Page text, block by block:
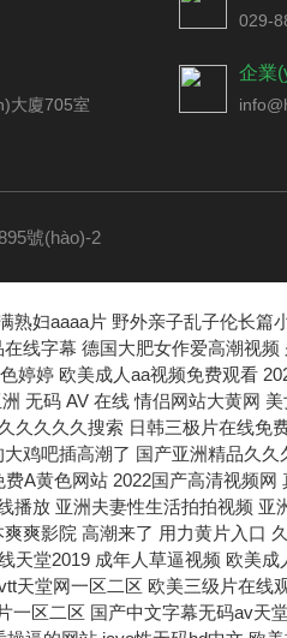
029-
大廈705室
企業
號(hào)-2
播放 亚洲夫妻性生活拍拍视频 亚洲婷婷久久狠狠伊人影院 青娱乐成人免费在线视频 精品国产高清在线看国产 用你的大鸡巴操死我视频 人妻少妇一区二区三区 亚洲人成网站精品片在线 免费乱人伦日本爽爽影院 高潮来了 用力黄片入口 久草大香蕉一区 啪啪运动屁股大丰满网站 深在线观看x爱视频网站 欧美操老烧逼网 国产精品无码 久久AⅤ 欧美性极品少妇精品网站 夜夜拍夜夜爽夜夜拍拍拍 亚洲男人在线天堂2019 成年人草逼视频 欧美成人超碰在线6666 蝌蚪窝自拍网站 日本妈妈包臀裙诱惑入口 国产色爱av资源综合区 国产一级久久久久久大片 国产精品日韩欧美一区二区三区 老司机午夜精品在线观看 avtt天堂网一区二区 欧美三级片在线观看乐播 www夜插内射视频网站 欧美日韩国产精品 蜜臀99久久精品久久久 gogo亚洲av一区二区 插逼视频app 337P大尺度啪啪人体 精品精品男人的天堂国产 久久aaaa片一区二区 国产中文字幕无码av天堂 国产精品久久久久久av 男人跟女人操黄片儿操逼 韩国专线一区二三区丫头 久久青草免费97线频观 高清特黄a大片在线观看 精品人妻无码一区二区三区4 搜可以免费看操逼的网站 java性无码hd中文 欧美操老烧逼网 人妻视频中文字幕一二区 看男生插女生下面的网站 久久久久久一级毛片免费 91九色蝌蚪窝 久久久久久久久毛片来了 久久九九久精品国产剧情 亚洲AV成人影视综合网 情人日皮黄色视频网站片 精品伊人久久久 国产十八禁视频在线网站 爱在午夜降临前在线观看 国产精品亚洲成在人线 操你骚逼www 欧美成人免费全部观看国产 人人妻人人澡人人爽dvd 性爱视频大鸡巴 亚洲91久久久久久久久 欧美精品综合久久久久久 无码av免费一区二区三区四区 中国一级全黄的免费观看 亚洲黄无码一区二区三区 亚洲日本精品一区二区三区 亚洲熟妇丝裤乱又伦AV 国产中文字幕高清在线观看 韩漫免费无遮挡韩漫免费漫画网站 青草青草原在线视频观看 欧美人与动牲交免费观看 男女裸交免费无遮挡全过程 中文有码国产精品欧美激情 少妇高潮尖叫久久久久久久 国模无码视频一区二区三区 1区2区3区4区精华液 成人嘿咻漫画免费入口 中文字幕日韩有码国产精品 男人桶女人小穴视频欧美 亚洲成a人无码 久久精品久久久久观看99水蜜桃 亚洲福利视频一区二区三区 国产第一页浮力影院草草 91免费视频高清在线观看 最新精品国产自偷在自线 射进你的骚逼里免费观看 久久亚洲国际午夜精品理论 碟子卡了放不出来怎么办 激情岳女双飞 人人爽久久涩噜噜噜蜜桃 国产精品成人又粗又长又爽 自拍中年熟女高潮大集合 小泽玛利亚无码一区二区 日本中文字幕在线papa 嗯嗯,啊,插逼逼的视频 久久精品国产精品亚洲色婷婷 日日摸日日添夜夜爽97 槡逼黄色网站美女大逼橾 久在线中文乱码免费视频 日本一区二区在线免费视频 日韩日韩日韩日韩日韩 美女100%100骚逼 精品久久综合亚洲欧美久久 扣大逼操老逼日小逼视频 日本熟妇无码亚洲a人片 国产成人久久久精品品牌 我想看看小逼逼 狠狠色婷婷久久一区二区 gogo大胆无码免费视频 91九色prony国产 国产原视频免费在线观看 夜夜草视频在线免费观看 成视频年人黄网站免费视频 人与动人物a级毛片中文 国产在线精品无码不不卡 女人被躁到高潮免费视频 日本一区二区三区中文免费 欧美精品亚洲精品日韩专 宝贝h调教1v1h 国外电影一个女孩爱唱歌 丝袜美女操插入 一区二区三区欧美一级爽 精品国产第国产综合精品 亚洲熟妇无码av无码 2020国自产拍精品高潮 av无码精品一区二区三区宅噜噜 三级黄在线高清 人人爽人人澡人人人妻 在线免费AV嗯嗯啊啊啊 男人互搞大屌硬起来射精 日韩精品欧美激情一区二区 亚洲大鸡巴操逼高清视频 丰满人妻少妇被猛烈进入 亚洲一区在线看性色av 天堂av日韩高清中文字幕 尤物爆乳av导航 少妇一边呻吟一边说使劲视频 黄喷水美女网站在线观看 国产日美女B激情三级片 国模无码视频一区二区三区 无码免费午夜福利片在线 啊啊插我好爽啊操我视频 被公侵犯到怀孕中文字幕 夜夜躁婷婷一区二区三区 脸上老是长白色的小米粒 欧美真人大鸡巴射精集锦 精品久久久久久中文字幕 美女啦啦队操屄那个图片 欧美在线一区二区三区电影 大肉大捧一进一出视频来了 成人 在线 视频 网站 内谢69XXXHD高清 大香蕉一二三页日韩国产 亚洲色精品VR一区二区 伊人久久久AV老熟妇色 狠狠色成人综合网图片区 一级二级三一片内射视频 久久精品一区二区二三区 亚洲中文久久精品无码1 天天操天天干天天日天天 欧美侏儒XXx 人人人澡人人肉久久精品 在线成a毛片免费播放 亚洲av成人无码网站… 欧美日韩大肥逼 人与动人物a级毛片中文 国产精品美女一区二区三区 韩漫免费无遮挡韩漫免费漫画网站 欧美国产亚洲自拍第二页 欧美裸体极品xxxxx 午夜av网址在线观看免费 国产成人AV免在线观看 色呦呦网站seyoyo 男生和美女日逼视频全露 2021精品久久精品伦理 国产精品毛片完整版视频 av网址在线看 中文字幕人妻互换av久久 操骚屄黑丝诱惑美女动漫 114毛片免费观看网站 在线视频 不卡一区二区 国产精品又大又黑又长又粗 黑丝少妇被肉棒强插视频 色综合中文字幕综合电影 日本不卡不码视频在线观看 九九视频精品免费在线观看 插曲视频免费高清观看在线播放 国产精品理论片 大鸡巴肏屄好痒喷水视频 肏老太太逼视频 少妇2做爰伦理 国产普通话对白精品hd 美女被男人艹逼 欧美日韩一级片免费观看 看小伙草白女人比的黄片 亚洲欧美一区二区三区图片 性色欲网站人妻丰满中文久久不卡 插逼网站 免费 gogogo免费观看国语 男嫖妓老熟女上位猛操逼 被公侵犯到怀孕中文字幕 中文字幕人妻熟女第一页 嗯嗯啊嗯舔视频 浪逼流水了想要大鸭子操 无遮挡高潮国产免费观看 国产日韩欧美一区二区三区 黑鸡巴日白屄图 扒开粉嫩小泬舌头伸进去 五月天伊人久久亚洲影视 夫妻性生活一级特黄大片 911制服丝袜福利精品 亚洲色成人网站www永久四虎 日韩成人免va毛片 黑人大鸡巴猛插骚逼视频 无码少妇一区二区三区芒果 教室里的激情打扑克小说 91麻豆精品视频免费专区 黄色网站亚洲 一本到在线观看免费收看 久久久有码一区二区三区 高清av熟女一区蜜臀av 愉情按摩中文字幕理伦片 中文字幕精品无码亚洲字幕 亚洲一区二区啊射精日韩 国产一区精选播放022 亚洲熟女www一区二区三区 日本阿v片一区二区三区 青娱乐首页91 色狠狠一区二区三区香蕉 苍井空张开腿实干12次 国产精品美女极品爽视频 亚洲男人大吊插女人骚逼 无码国模国产在线观看 国产成人a视频在线观看 怡红院A∨人人爰人人爽 嗯嗯啊想被大鸡巴的视频 日本一二三不卡免费电影 亚洲精品97久久中文字幕无码 亚洲18+av影院在线 男操女插插插痛免费下载 无码午夜A级在线观看 精人妻无码一区二区三区 国产妓女牲a毛片 操人人鲁蜜月a 在线日本视频一区二区三区 欧美性爱老女人自拍视频 天天在线白白色 美女骚骚骚艹逼 大鸡吧操逼逼逼 久久伊人少妇熟女伊人精品 大鸡吧操jk美女小骚逼 久久综合给合久97色 久久九九re6这里有精品 大黑鸡巴操女人大黑逼操 色吊丝最新在线视频观看 亚洲一区二区三区四区黄 最近最好的中文字幕免费 爽?好大?快?深点自慰 男生大鸡巴女生小圆圈。 国产精品女久久久久久久 农村胖肥胖女人操逼视频 好大好粗好紧好想射视频 美女+